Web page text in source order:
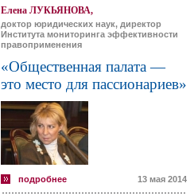
Елена ЛУКЬЯНОВА,
доктор юридических наук, директор
Института мониторинга эффективности
правоприменения
«Общественная палата —
это место для пассионариев»
подробнее 13 мая 2014